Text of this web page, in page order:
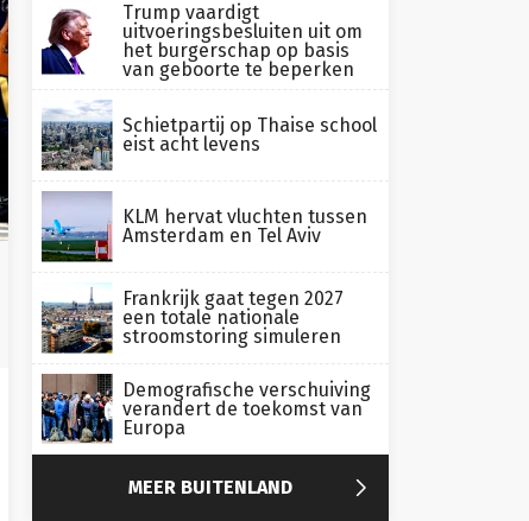
Trump vaardigt
uitvoeringsbesluiten uit om
het burgerschap op basis
van geboorte te beperken
Schietpartij op Thaise school
eist acht levens
KLM hervat vluchten tussen
Amsterdam en Tel Aviv
Frankrijk gaat tegen 2027
een totale nationale
stroomstoring simuleren
Demografische verschuiving
verandert de toekomst van
Europa
MEER BUITENLAND 